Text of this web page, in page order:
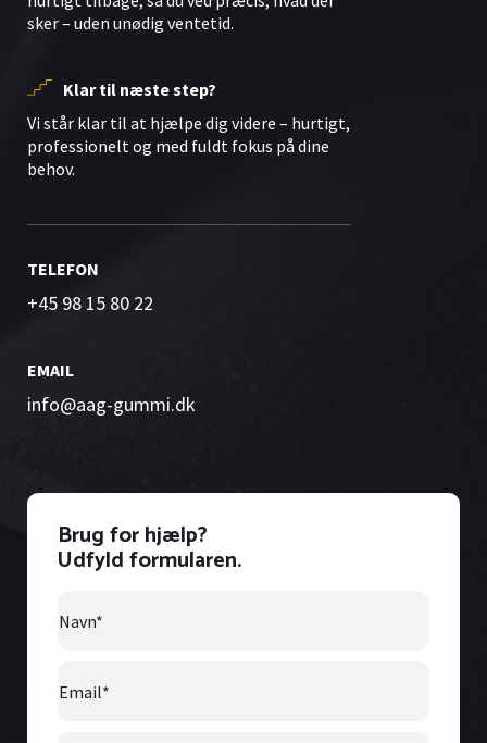
sker – uden unødig ventetid.
Klar til næste step?
Vi står klar til at hjælpe dig videre – hurtigt,
professionelt og med fuldt fokus på dine
behov.
TELEFON
+45 98 15 80 22
EMAIL
info@aag-gummi.dk
Brug for hjælp?
Udfyld formularen.